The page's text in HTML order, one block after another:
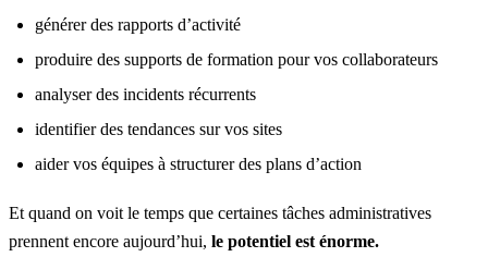
générer des rapports d’activité
produire des supports de formation pour vos collaborateurs
analyser des incidents récurrents
identifier des tendances sur vos sites
aider vos équipes à structurer des plans d’action
Et quand on voit le temps que certaines tâches administratives
prennent encore aujourd’hui, le potentiel est énorme.